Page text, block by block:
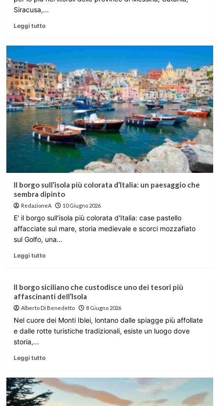
Siracusa,...
Leggi tutto
Il borgo sull’isola più colorata d’Italia: un paesaggio che
sembra dipinto
RedazioneA 10 Giugno 2026
E' il borgo sull'isola più colorata d'Italia: case pastello
affacciate sul mare, storia medievale e scorci mozzafiato
sul Golfo, una...
Leggi tutto
Il borgo siciliano che custodisce uno dei tesori più
affascinanti dell’Isola
Alberto Di Benedetto 8 Giugno 2026
Nel cuore dei Monti Iblei, lontano dalle spiagge più affollate
e dalle rotte turistiche tradizionali, esiste un luogo dove
storia,...
Leggi tutto